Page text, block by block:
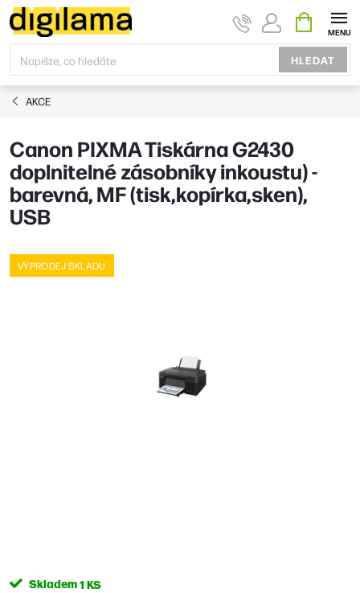
Přejít
na
obsah
HLEDAT
KOŠÍK
AKCE
Canon PIXMA Tiskárna G2430
doplnitelné zásobníky inkoustu) -
barevná, MF (tisk,kopírka,sken),
USB
VÝPRODEJ SKLADU
Skladem1 KS